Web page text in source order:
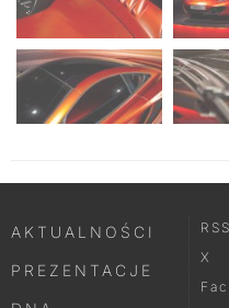
AKTUALNOŚCI
PREZENTACJE
RSS
X